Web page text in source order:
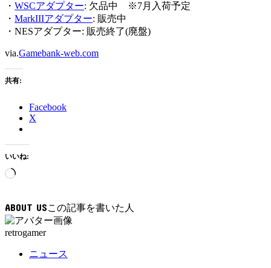
・ WSCアダプター: 欠品中 ※7月入荷予定
・ MarkIIIアダプター: 販売中
・NESアダプター: 販売終了(廃盤)
via.Gamebank-web.com
共有:
Facebook
X
いいね:
読
み
中…
ABOUT US
retrogamer
ニュース